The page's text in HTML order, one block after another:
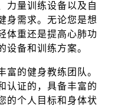
力量训练设备以及自
身需求。无论您是想
体重还是提高心肺功
设备和训练方案。
富的健身教练团队。
认证的，具备丰富的
的个人目标和身体状